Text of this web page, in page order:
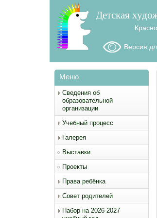
Детская
Версия
Меню
Сведения об
образовательной
организации
Учебный процесс
Галерея
Выставки
Проекты
Права ребёнка
Совет родителей
Набор на 2026-2027